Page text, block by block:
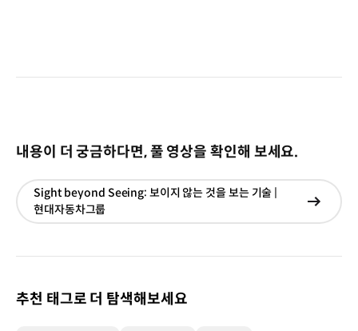
내용이 더 궁금하다면, 풀 영상을 확인해 보세요.
Sight beyond Seeing: 보이지 않는 것을 보는 기술 |
현대자동차그룹
현재
이동
추천 태그로 더 탐색해보세요